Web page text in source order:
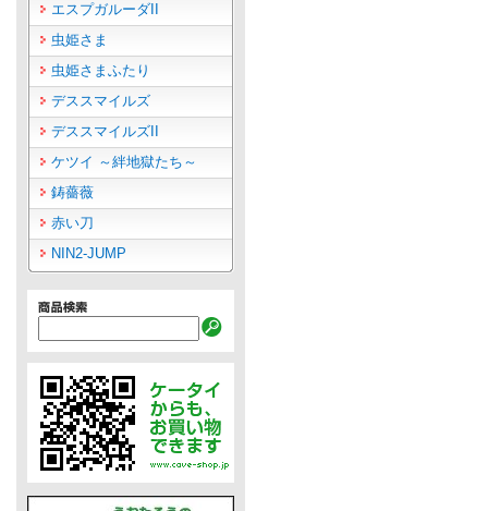
エスプガルーダII
虫姫さま
虫姫さまふたり
デススマイルズ
デススマイルズII
ケツイ ～絆地獄たち～
鋳薔薇
赤い刀
NIN2-JUMP